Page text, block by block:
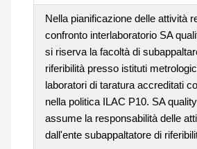
Nella pianificazione delle attività
confronto interlaboratorio SA
si riserva la facoltà di
riferibilità presso istituti
laboratori di taratura accreditati
nella politica ILAC P10. SA
assume la responsabilità delle
dall'ente subappaltatore di